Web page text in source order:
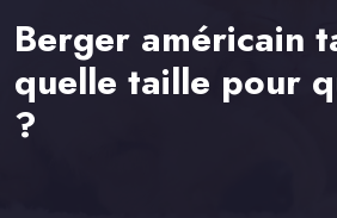
Berger américain
quelle taille pour
?